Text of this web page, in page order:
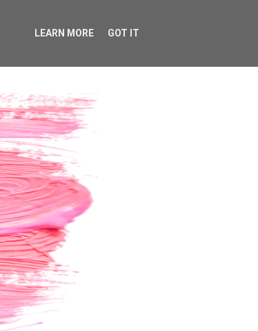
LEARN MORE GOT IT